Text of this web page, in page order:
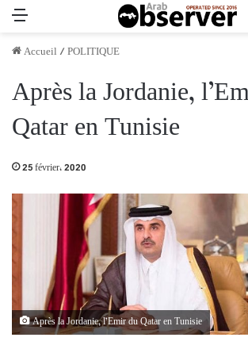
Accueil /POLITIQUE
Après la Jordanie,
Qatar en Tunisie
25 février، 2020
Après la Jordanie, l’Emir du Qatar en Tunisie